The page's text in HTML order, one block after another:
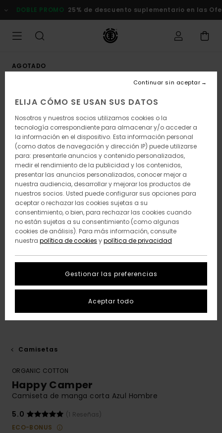
la
DOBLE PROMO 25% de descuento suplementario en las
AGOTADO
Camisetas
ORGANIC COTTON
Happy Camper
Camiseta de manga corta Azul Hombre
5.0
(1 Reseñas)
ECO-BONUS
ELIJA CÓMO SE USAN SUS DATOS
Nosotros y nuestros socios utilizamos cookies o la
tecnología correspondiente para almacenar y/o acceder a
la información en el dispositivo. Esta información personal
(como datos de navegación y dirección IP) puede utilizarse
para: presentarle anuncios y contenido personalizados,
medir el rendimiento de la publicidad y los contenidos,
presentar las anuncios personalizados, conocer mejor a
nuestra audiencia, desarrollar y mejorar los productos de
nuestros socios. Usted puede configurar sus opciones para
aceptar o rechazar las cookies sujetas a su
consentimiento, o bien, para rechazar las cookies cuando
no están sujetas a su consentimiento (como algunas
cookies de análisis). Para más información, consulte
nuestra política de cookies ypolítica de privacidad
Gestionar las preferencias
Continuar sin aceptar
Aceptar todo